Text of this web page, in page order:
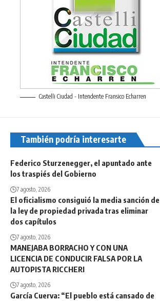
Castelli Ciudad - Intendente Fransico Echarren
También podría interesarte
Federico Sturzenegger, el apuntado ante
los traspiés del Gobierno
7 agosto, 2026
El oficialismo consiguió la media sanción de
la ley de propiedad privada tras eliminar
dos capítulos
7 agosto, 2026
MANEJABA BORRACHO Y CON UNA
LICENCIA DE CONDUCIR FALSA POR LA
AUTOPISTA RICCHERI
7 agosto, 2026
García Cuerva: “El pueblo está cansado de